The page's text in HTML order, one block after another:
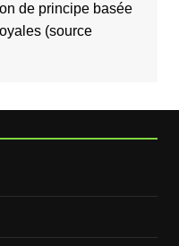
de principe basée
(source